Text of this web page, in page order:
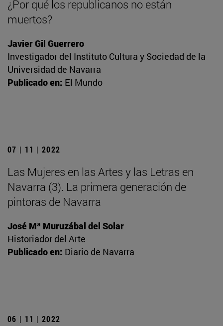
¿Por qué los republicanos no están
muertos?
Javier Gil Guerrero
Investigador del Instituto Cultura y Sociedad de la
Universidad de Navarra
Publicado en: El Mundo
07 | 11 | 2022
Las Mujeres en las Artes y las Letras en
Navarra (3). La primera generación de
pintoras de Navarra
José Mª Muruzábal del Solar
Historiador del Arte
Publicado en: Diario de Navarra
06 | 11 | 2022